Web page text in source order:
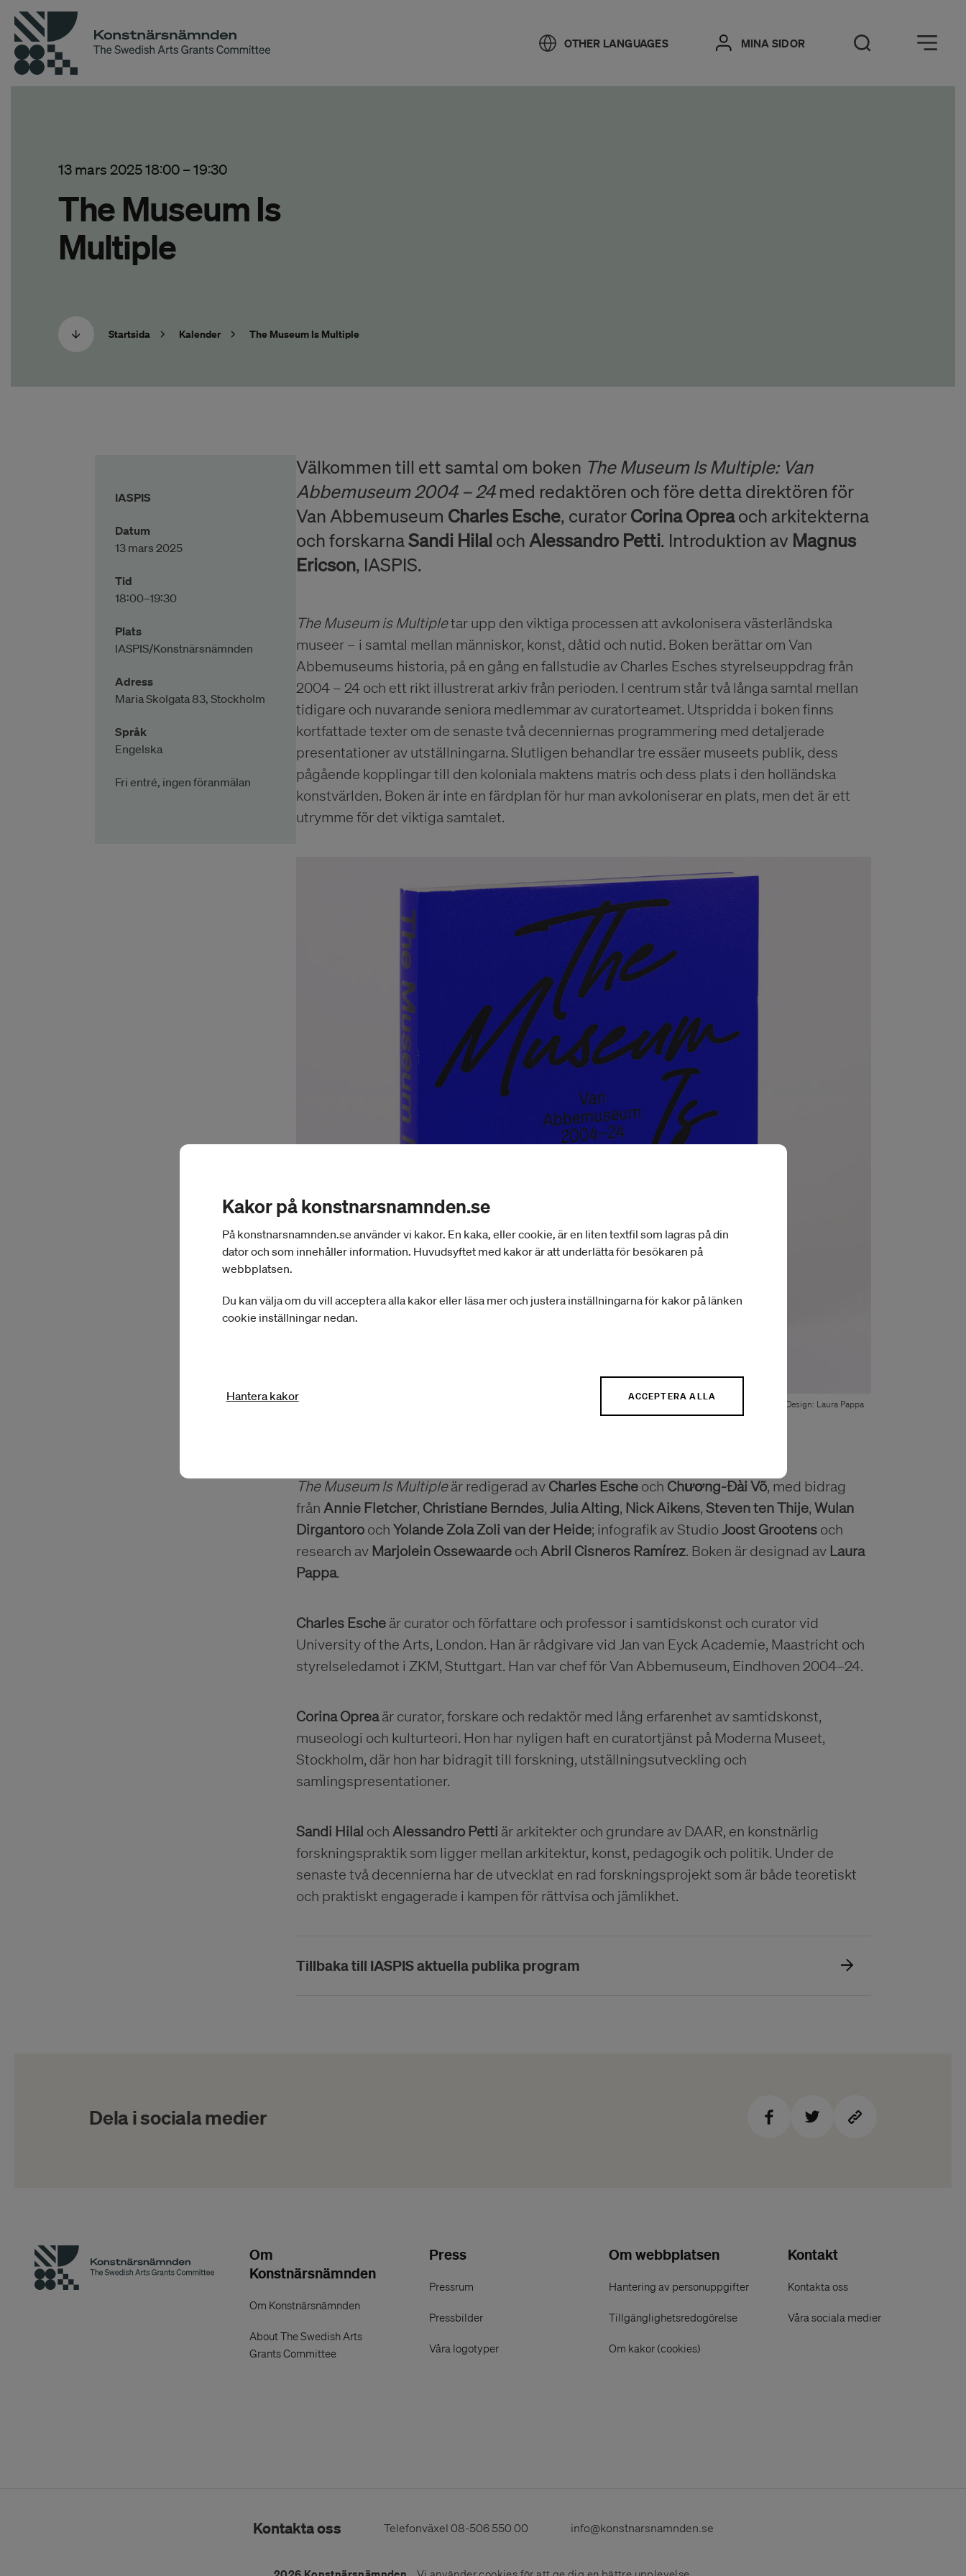
OTHER LANGUAGES MINA SIDOR Öppna sök
Öppna meny
13 mars 2025 18:00–19:30
The Museum Is
Multiple
Startsida Kalender The Museum Is Multiple
IASPIS
Datum
13 mars 2025
Tid
18:00–19:30
Plats
IASPIS/Konstnärsnämnden
Adress
Maria Skolgata 83, Stockholm
Språk
Engelska
Fri entré, ingen föranmälan
Välkommen till ett samtal om boken The Museum Is Multiple: Van
Abbemuseum 2004 – 24med redaktören och före detta direktören för
Van Abbemuseum Charles Esche, curator Corina Opreaoch arkitekterna
och forskarnaSandi Hilal och Alessandro Petti. Introduktion av Magnus
Ericson, IASPIS.
The Museum is Multipletar upp den viktiga processen att avkolonisera västerländska
museer – i samtal mellan människor, konst, dåtid och nutid. Boken berättar om Van
Abbemuseums historia, på en gång en fallstudie av Charles Esches styrelseuppdrag från
2004 – 24 och ett rikt illustrerat arkiv från perioden. I centrum står två långa samtal mellan
tidigare och nuvarande seniora medlemmar av curatorteamet. Utspridda i boken finns
kortfattade texter om de senaste två decenniernas programmering med detaljerade
presentationer av utställningarna. Slutligen behandlar tre essäer museets publik, dess
pågående kopplingar till den koloniala maktens matris och dess plats i den holländska
konstvärlden. Boken är inte en färdplan för hur man avkoloniserar en plats, men det är ett
utrymme för det viktiga samtalet.
Design: Laura Pappa
The Museum Is Multipleär redigerad av Charles Escheoch Chương-Đài Võ, med bidrag
från Annie Fletcher, Christiane Berndes, Julia Alting, Nick Aikens, Steven ten Thije, Wulan
Dirgantorooch Yolande Zola Zoli van der Heide; infografik av StudioJoost Grootensoch
research av Marjolein Ossewaardeoch Abril Cisneros Ramírez. Boken är designad av Laura
Pappa.
Charles Escheär curator och författare och professor i samtidskonst och curator vid
University of the Arts, London. Han är rådgivare vid Jan van Eyck Academie, Maastricht och
styrelseledamot i ZKM, Stuttgart. Han var chef för Van Abbemuseum, Eindhoven 2004–24.
Corina Opreaär curator, forskare och redaktör med lång erfarenhet av samtidskonst,
museologi och kulturteori. Hon har nyligen haft en curatortjänst på Moderna Museet,
Stockholm, där hon har bidragit till forskning, utställningsutveckling och
samlingspresentationer.
Sandi Hilal och Alessandro Petti är arkitekter och grundare av DAAR, en konstnärlig
forskningspraktik som ligger mellan arkitektur, konst, pedagogik och politik. Under de
senaste två decennierna har de utvecklat en rad forskningsprojekt som är både teoretiskt
och praktiskt engagerade i kampen för rättvisa och jämlikhet.
Tillbaka till IASPIS aktuella publika program
Dela i sociala medier
Om
Konstnärsnämnden
Om Konstnärsnämnden
About The Swedish Arts
Grants Committee
Press
Pressrum
Pressbilder
Våra logotyper
Om webbplatsen
Hantering av personuppgifter
Tillgänglighetsredogörelse
Om kakor (cookies)
Kontakt
Kontakta oss
Våra sociala medier
Kontakta oss Telefonväxel 08-506 550 00 info@konstnarsnamnden.se
Kakor på konstnarsnamnden.se
På konstnarsnamnden.se använder vi kakor. En kaka, eller cookie, är en liten textfil som lagras på din
dator och som innehåller information. Huvudsyftet med kakor är att underlätta för besökaren på
webbplatsen.
Du kan välja om du vill acceptera alla kakor eller läsa mer och justera inställningarna för kakor på länken
cookie inställningar nedan.
Hantera kakor ACCEPTERA ALLA